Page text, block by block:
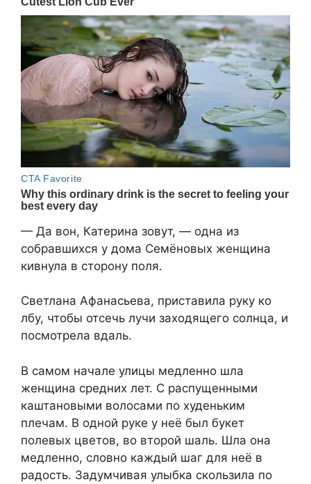
— Да вон, Катерина зовут, — одна из
собравшихся у дома Семёновых женщина
кивнула в сторону поля.
Светлана Афанасьева, приставила руку ко
лбу, чтобы отсечь лучи заходящего солнца, и
посмотрела вдаль.
В самом начале улицы медленно шла
женщина средних лет. С распущенными
каштановыми волосами по худеньким
плечам. В одной руке у неё был букет
полевых цветов, во второй шаль. Шла она
медленно, словно каждый шаг для неё в
радость. Задумчивая улыбка скользила по